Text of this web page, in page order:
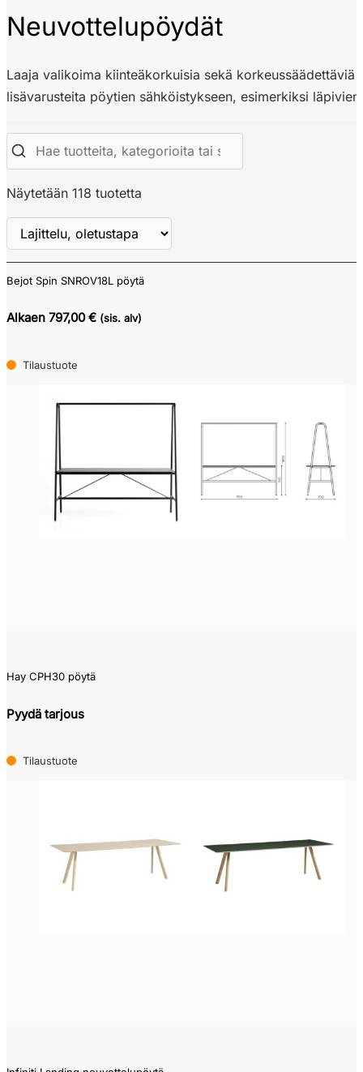
Neuvottelupöydät
Laaja valikoima kiinteäkorkuisia sekä
lisävarusteita pöytien sähköistykseen, esimerkiksi
Näytetään 118 tuotetta
Näytä
Tarjouskori
toimitusaikaa
Tilaustuote
Bejot Spin SNROV18L pöytä
Alkaen 797,00 € (sis. alv)
Tilaustuote
Hay CPH30 pöytä
Pyydä tarjous
Tilaustuote